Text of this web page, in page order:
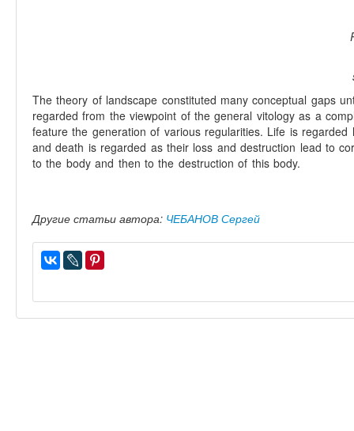
The theory of landscape constituted many conceptual gaps
regarded from the viewpoint of the general vitology as a
feature the generation of various regularities. Life is
and death is regarded as their loss and destruction lead to
to the body and then to the destruction of this body.
Другие статьи автора: ЧЕБАНОВ Сергей